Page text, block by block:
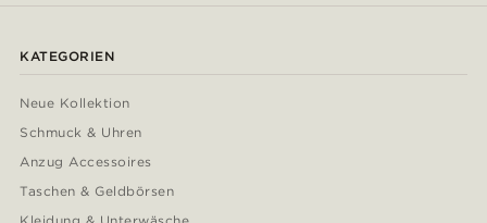
KATEGORIEN
Neue Kollektion
Schmuck & Uhren
Anzug Accessoires
Taschen & Geldbörsen